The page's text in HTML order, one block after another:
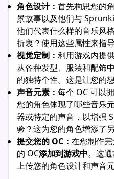
角色设计： 首先构思您的
景故事以及他们与
他们代表什么样的音乐风
折衷？使用这些属性来指导
视觉定制： 利用游戏内提
从各种发型、服装和配饰
的独特个性。这是让您的
声音元素： 每个 OC 可以
您的角色体现了哪些音乐
器或特定的声音，以增强
验？这为您的角色增添了
提交您的 OC： 在您制作
的 OC添加到游戏中。这
上传您的角色设计和声音元